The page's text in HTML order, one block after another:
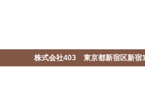
株式会社403 東京都新宿区新